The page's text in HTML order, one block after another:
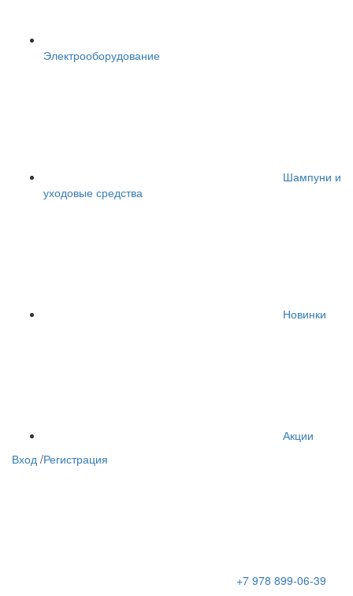
Электрооборудование
Шампуни и
уходовые средства
Новинки
Акции
Вход /Регистрация
+7 978 899-06-39